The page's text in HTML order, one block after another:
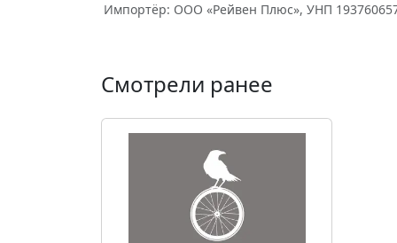
Импортёр: ООО «Рейвен Плюс», УНП
Смотрели ранее